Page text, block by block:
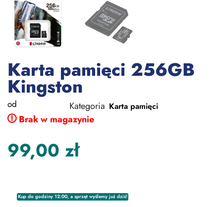
Karta pamięci 256GB
Kingston
od Kategoria Karta pamięci
Brak w magazynie
99,00 zł
Kup do godziny 12:00, a sprzęt wyślemy już dziś!